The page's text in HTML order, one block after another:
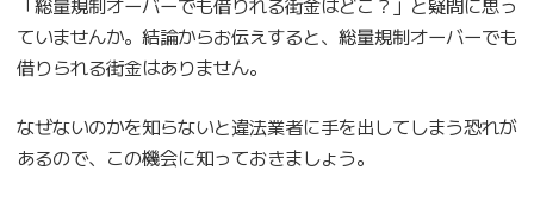
ていませんか。結論からお伝えすると、総量規制オーバーでも
借りられる街金はありません。
なぜないのかを知らないと違法業者に手を出してしまう恐れが
あるので、この機会に知っておきましょう。